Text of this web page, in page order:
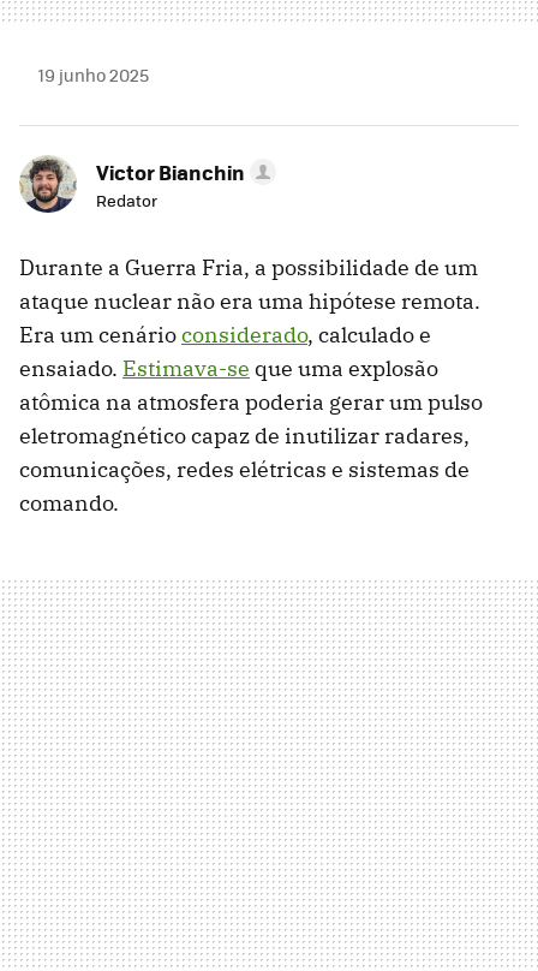
19 junho 2025
Victor Bianchin
Redator
Durante a Guerra Fria, a possibilidade de um
ataque nuclear não era uma hipótese remota.
Era um cenárioconsiderado, calculado e
ensaiado. Estimava-se que uma explosão
atômica na atmosfera poderia gerar um pulso
eletromagnético capaz de inutilizar radares,
comunicações, redes elétricas e sistemas de
comando.